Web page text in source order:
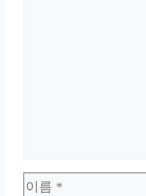
이